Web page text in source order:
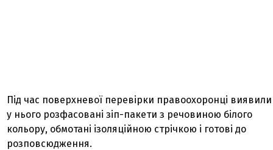
Під час поверхневої перевірки правоохоронці виявили
у нього розфасовані зіп-пакети з речовиною білого
кольору, обмотані ізоляційною стрічкою і готові до
розповсюдження.